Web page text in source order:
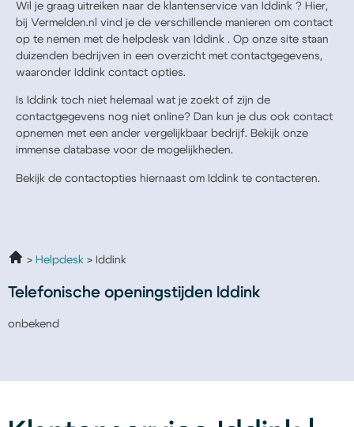
Wil je graag uitreiken naar de klantenservice van Iddink ? Hier,
bij Vermelden.nl vind je de verschillende manieren om contact
op te nemen met de helpdesk van Iddink . Op onze site staan
duizenden bedrijven in een overzicht met contactgegevens,
waaronder Iddink contact opties.
Is Iddink toch niet helemaal wat je zoekt of zijn de
contactgegevens nog niet online? Dan kun je dus ook contact
opnemen met een ander vergelijkbaar bedrijf. Bekijk onze
immense database voor de mogelijkheden.
Bekijk de contactopties hiernaast om Iddink te contacteren.
Helpdesk Iddink
Telefonische openingstijden Iddink
onbekend